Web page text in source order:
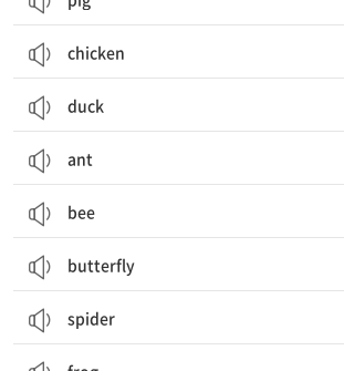
chicken
duck
ant
bee
butterfly
spider